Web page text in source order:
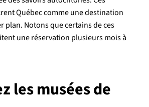
Québec comme une destination
plan. Notons que certains de ces
une réservation plusieurs mois à
les musées de